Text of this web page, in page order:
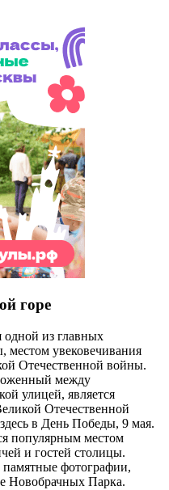
горе
одной из главных
местом увековечивания
Отечественной войны.
между
улицей, является
Отечественной
в День Победы, 9 мая.
популярным местом
и гостей столицы.
фотографии,
Новобрачных Парка.